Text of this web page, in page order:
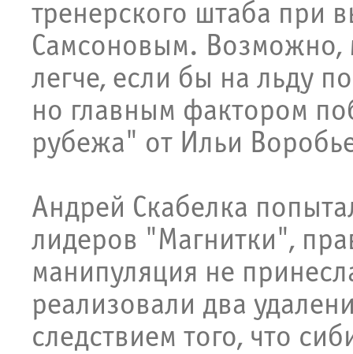
тренерского штаба при
Самсоновым. Возможно,
легче, если бы на льду
но главным фактором
рубежа" от Ильи
Андрей Скабелка
лидеров "Магнитки",
манипуляция не
реализовали два
следствием того, что